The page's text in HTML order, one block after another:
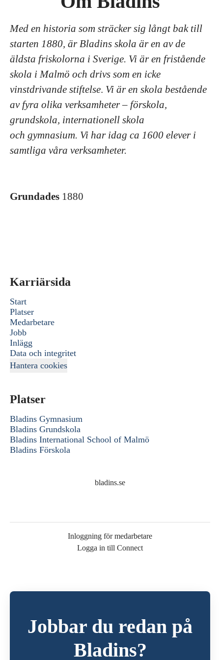
Med en historia som sträcker sig långt bak till
starten 1880, är Bladins skola är en av de
äldsta friskolorna i Sverige. Vi är en fristående
skola i Malmö och drivs som en icke
vinstdrivande stiftelse. Vi är en skola bestående
av fyra olika verksamheter – förskola,
grundskola, internationell skola
och gymnasium. Vi har idag ca 1600 elever i
samtliga våra verksamheter.
Grundades 1880
Karriärsida
Start
Platser
Medarbetare
Jobb
Inlägg
Data och integritet
Hantera cookies
Platser
Bladins Gymnasium
Bladins Grundskola
Bladins International School of Malmö
Bladins Förskola
bladins.se
Inloggning för medarbetare
Logga in till Connect
Jobbar du redan på
Bladins?